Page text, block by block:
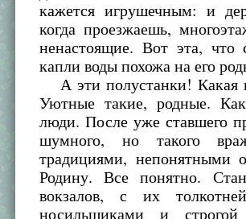
кажется игрушечным: и
когда проезжаешь,
ненастоящие. Вот эта, что
капли воды похожа на его
А эти полустанки! Какая
Уютные такие, родные.
люди. После уже ставшего
шумного, но такого
традициями, непонятными
Родину. Все понятно.
вокзалов, с их
носильщиками и